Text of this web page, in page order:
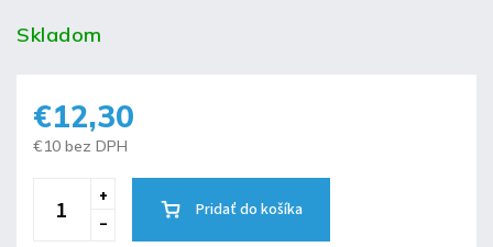
Skladom
€12,30
€10 bez DPH
Pridať do košíka